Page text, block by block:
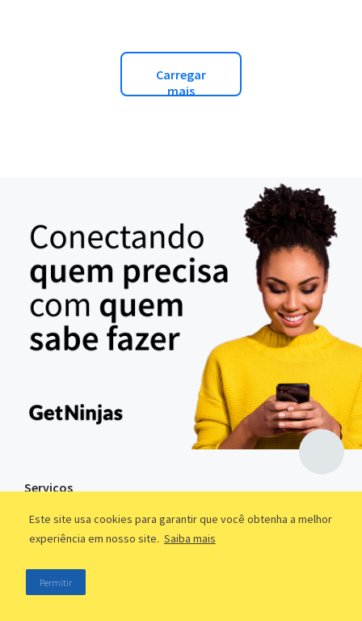
Este site usa cookies para garantir que você obtenha a melhor
experiência em nosso site. Saiba mais
Permitir
Carregar
mais
Serviços
Assistência Técnica
Automóveis
Consultoria